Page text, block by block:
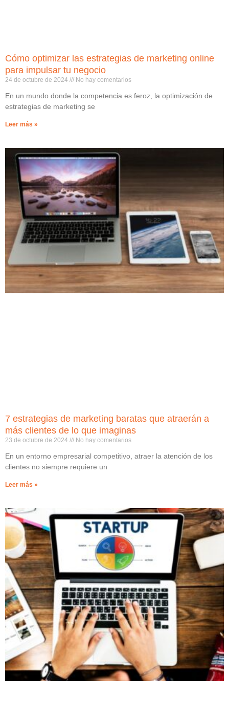
Cómo optimizar las estrategias de marketing online
para impulsar tu negocio
24 de octubre de 2024 No hay comentarios
En un mundo donde la competencia es feroz, la optimización de
estrategias de marketing se
Leer más »
7 estrategias de marketing baratas que atraerán a
más clientes de lo que imaginas
23 de octubre de 2024 No hay comentarios
En un entorno empresarial competitivo, atraer la atención de los
clientes no siempre requiere un
Leer más »